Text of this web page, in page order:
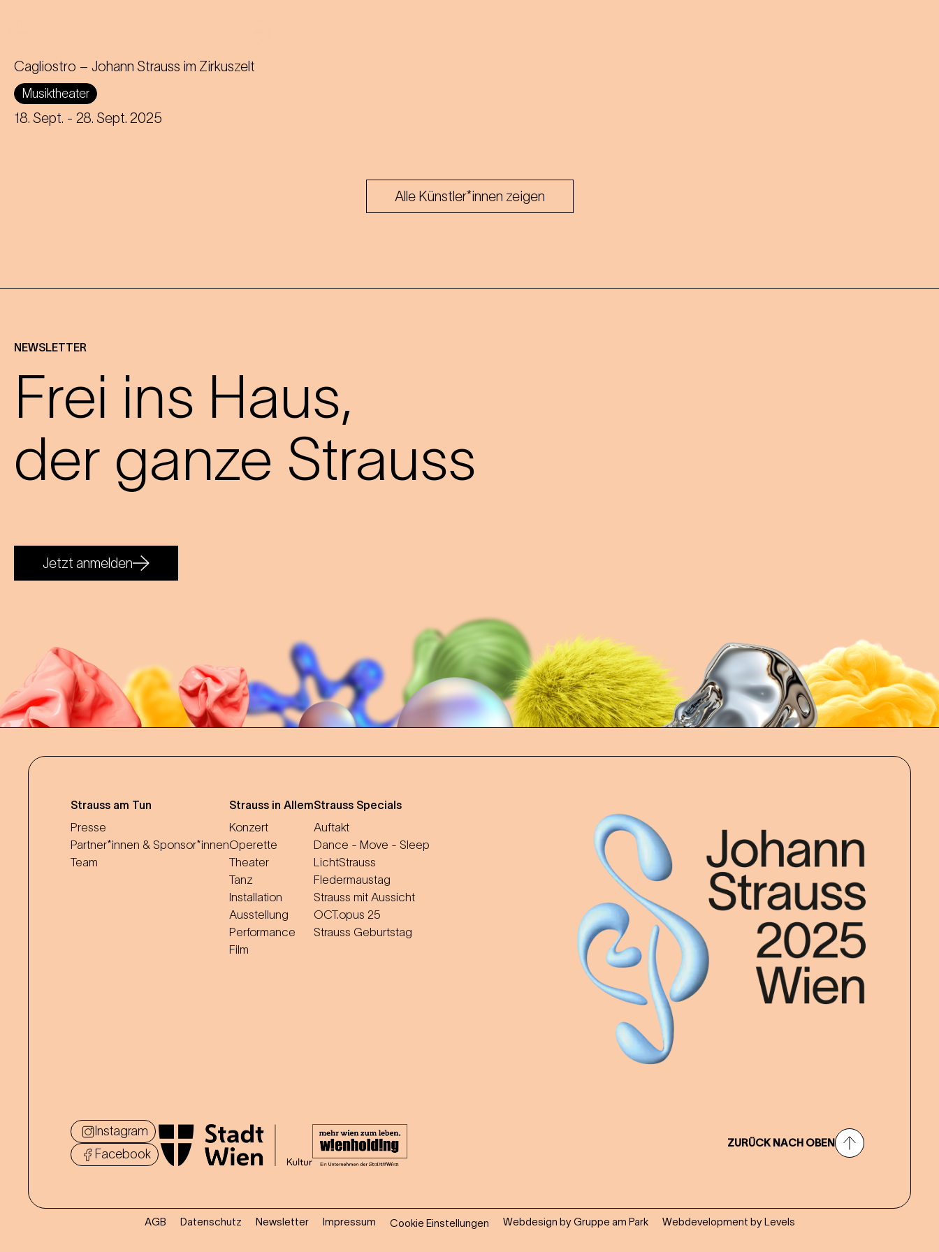
Cagliostro – Johann Strauss im Zirkuszelt
Musiktheater
18. Sept. - 28. Sept. 2025
Manege frei für Johann Strauss! In der
magischen Atmosphäre des Circus‐
Alle Künstler*innen zeigen
NEWSLETTER
Frei ins Haus,
der ganze Strauss
Jetzt anmelden
Strauss am Tun
Presse
Partner*innen & Sponsor*innen
Team
Strauss in Allem
Konzert
Operette
Theater
Tanz
Installation
Ausstellung
Performance
Film
Strauss Specials
Auftakt
Dance - Move - Sleep
LichtStrauss
Fledermaustag
Strauss mit Aussicht
OCT.opus 25
Strauss Geburtstag
Instagram
Facebook
ZURÜCK NACH OBEN
AGB Datenschutz Newsletter Impressum Cookie Einstellungen Webdesign by Gruppe am Park Webdevelopment by Levels